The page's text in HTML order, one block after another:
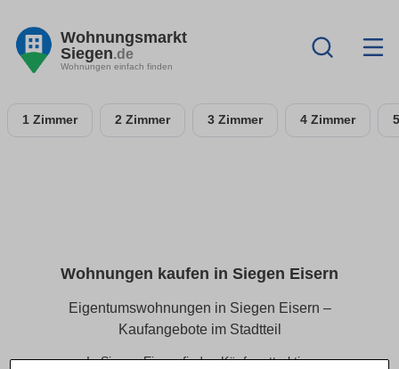
Wohnungsmarkt
Siegen.de
Wohnungen einfach finden
1 Zimmer 2 Zimmer 3 Zimmer 4 Zimmer
Wohnungen kaufen in Siegen Eisern
Eigentumswohnungen in Siegen Eisern –
Kaufangebote im Stadtteil
In Siegen Eisern finden Käufer attraktive